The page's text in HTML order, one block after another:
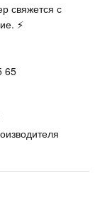
свяжется с
⚡
65